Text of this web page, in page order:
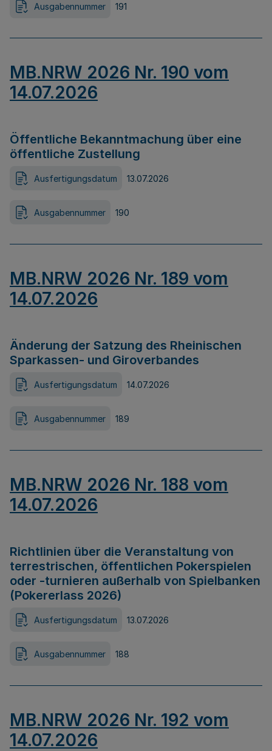
Ausgabennummer 191
MB.NRW 2026 Nr. 190 vom
14.07.2026
Öffentliche Bekanntmachung über eine
öffentliche Zustellung
Ausfertigungsdatum 13.07.2026
Ausgabennummer 190
MB.NRW 2026 Nr. 189 vom
14.07.2026
Änderung der Satzung des Rheinischen
Sparkassen- und Giroverbandes
Ausfertigungsdatum 14.07.2026
Ausgabennummer 189
MB.NRW 2026 Nr. 188 vom
14.07.2026
Richtlinien über die Veranstaltung von
terrestrischen, öffentlichen Pokerspielen
oder -turnieren außerhalb von Spielbanken
(Pokererlass 2026)
Ausfertigungsdatum 13.07.2026
Ausgabennummer 188
MB.NRW 2026 Nr. 192 vom
14.07.2026